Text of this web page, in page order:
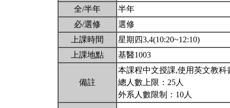
全/半年
半年
必/選修
選修
上課時間
星期四3,4(10:20~12:10)
上課地點
基醫1003
備註
本課程中文授課,使用英文教科
總人數上限：25人
外系人數限制：10人